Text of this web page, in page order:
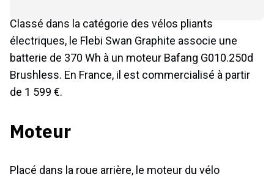
Classé dans la catégorie des vélos pliants
électriques, le Flebi Swan Graphite associe une
batterie de 370 Wh à un moteur Bafang G010.250d
Brushless. En France, il est commercialisé à partir
de 1 599 €.
Moteur
Placé dans la roue arrière, le moteur du vélo